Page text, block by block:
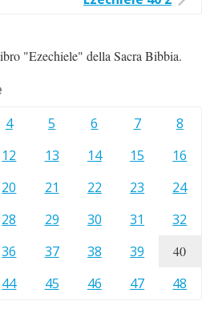
"Ezechiele" della Sacra Bibbia.
4 5 6 7
8
12 13 14 15
16
20 21 22 23
24
28 29 30 31
32
36 37 38 39 40
44 45 46 47 48